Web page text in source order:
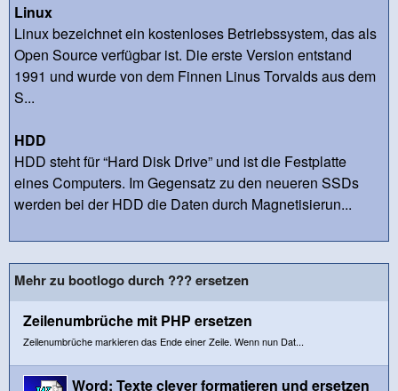
Linux
Linux bezeichnet ein kostenloses Betriebssystem, das als
Open Source verfügbar ist. Die erste Version entstand
1991 und wurde von dem Finnen Linus Torvalds aus dem
S...
HDD
HDD steht für “Hard Disk Drive” und ist die Festplatte
eines Computers. Im Gegensatz zu den neueren SSDs
werden bei der HDD die Daten durch Magnetisierun...
Mehr zu bootlogo durch ??? ersetzen
Zeilenumbrüche mit PHP ersetzen
Zeilenumbrüche markieren das Ende einer Zeile. Wenn nun Dat...
Word: Texte clever formatieren und ersetzen